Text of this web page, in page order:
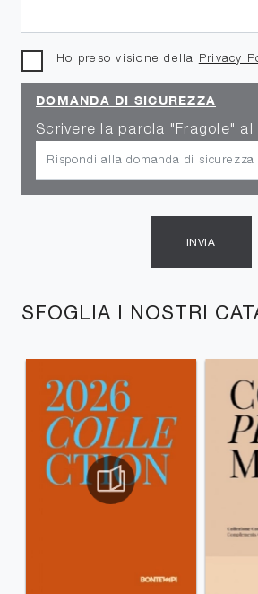
SFOGLIA I NOSTRI
Ho preso visione della Privacy
DOMANDA DI SICUREZZA
Scrivere la parola "Fragole" al
INVIA